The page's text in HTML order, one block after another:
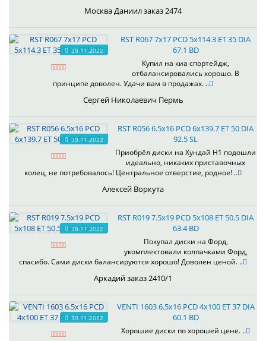
Москва Даниил заказ 2474
30.11.2022
RST R067 7x17 PCD 5x114.3 ET 35 DIA
67.1 BD
Купил на киа спортейдж,
отбалансировались хорошо. В
принципе доволен. Удачи вам в продажах. ..
Сергей Николаевич Пермь
30.11.2022
RST R056 6.5x16 PCD 6x139.7 ET 50 DIA
92.5 SL
Приобрёл диски на Хундай H1 подошли
идеально, никаких приставочных
колец, не потребовалось! Центральное отверстие, родное! ..
Алексей Воркута
30.11.2022
RST R019 7.5x19 PCD 5x108 ET 50.5 DIA
63.4 BD
Покупал диски на Форд,
укомплектовали колпачками Форд,
спасибо. Сами диски балансируются хорошо! Доволен ценой. ..
Аркадий заказ 2410/1
30.11.2022
VENTI 1603 6.5x16 PCD 4x100 ET 37 DIA
60.1 BD
Хорошие диски по хорошей цене. ..